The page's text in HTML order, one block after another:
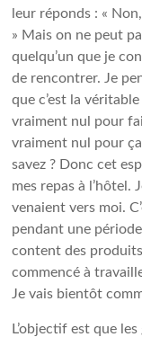
leur réponds : «
» Mais on ne peut
quelqu’un que je
de rencontrer. Je
que c’est la
vraiment nul pour
vraiment nul pour
savez ? Donc cet
mes repas à l’hôtel.
venaient vers moi.
pendant une
content des
commencé à
Je vais bientôt
L’objectif est que